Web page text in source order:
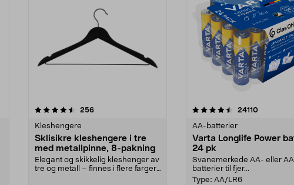
256anmeldelser
Kleshengere
Sklisikre kleshengere i tre
med metallpinne, 8-pakning
Elegant og skikkelig kleshenger av
tre og metall – finnes i flere farger.
4.5av 5 stjerner 24110
AA-batterier
Varta Longlife Power
24 pk
Svanemerkede AA- eller
batterier til fjer...
Type: AA/LR6
4.5av 5 stjerner